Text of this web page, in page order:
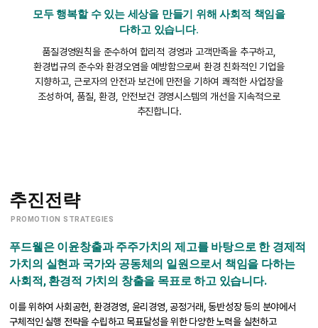
모두 행복할 수 있는 세상을 만들기 위해 사회적 책임을
다하고 있습니다.
품질경영원칙을 준수하여 합리적 경영과 고객만족을 추구하고,
환경법규의 준수와 환경오염을 예방함으로써 환경 친화적인 기업을
지향하고,근로자의 안전과 보건에 만전을 기하여 쾌적한 사업장을
조성하여, 품질, 환경, 안전보건 경영시스템의 개선을 지속적으로
추진합니다.
추진전략
PROMOTION STRATEGIES
푸드웰은 이윤창출과 주주가치의 제고를 바탕으로 한 경제적
가치의 실현과 국가와 공동체의 일원으로서 책임을 다하는
사회적, 환경적 가치의 창출을 목표로 하고 있습니다.
이를 위하여 사회공헌, 환경경영, 윤리경영, 공정거래, 동반성장 등의 분야에서
구체적인 실행 전략을 수립하고 목표달성을 위한 다양한 노력을 실천하고